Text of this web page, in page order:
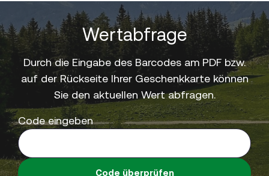
Wertabfrage
Durch die Eingabe des Barcodes am PDF bzw.
auf der Rückseite Ihrer Geschenkkarte können
Sie den aktuellen Wert abfragen.
Code eingeben
Code überprüfen